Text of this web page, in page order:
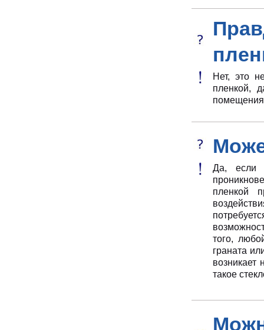
Нет, это
пленкой,
помещения
Да, если
пленкой
того,
граната
возникает
такое